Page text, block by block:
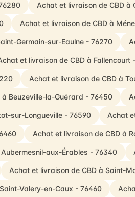
Achat et livraison de CBD à
Achat et livraison de CBD à
Germain-sur-Eaulne - 76270
et livraison de CBD à Fallencourt
Achat et livraison de CBD à
Beuzeville-la-Guérard - 76450
sur-Longueville - 76590 Achat
Achat et livraison de CBD à
aux-Érables - 76340
Achat et livraison de CBD à Saint-
Valery-en-Caux - 76460